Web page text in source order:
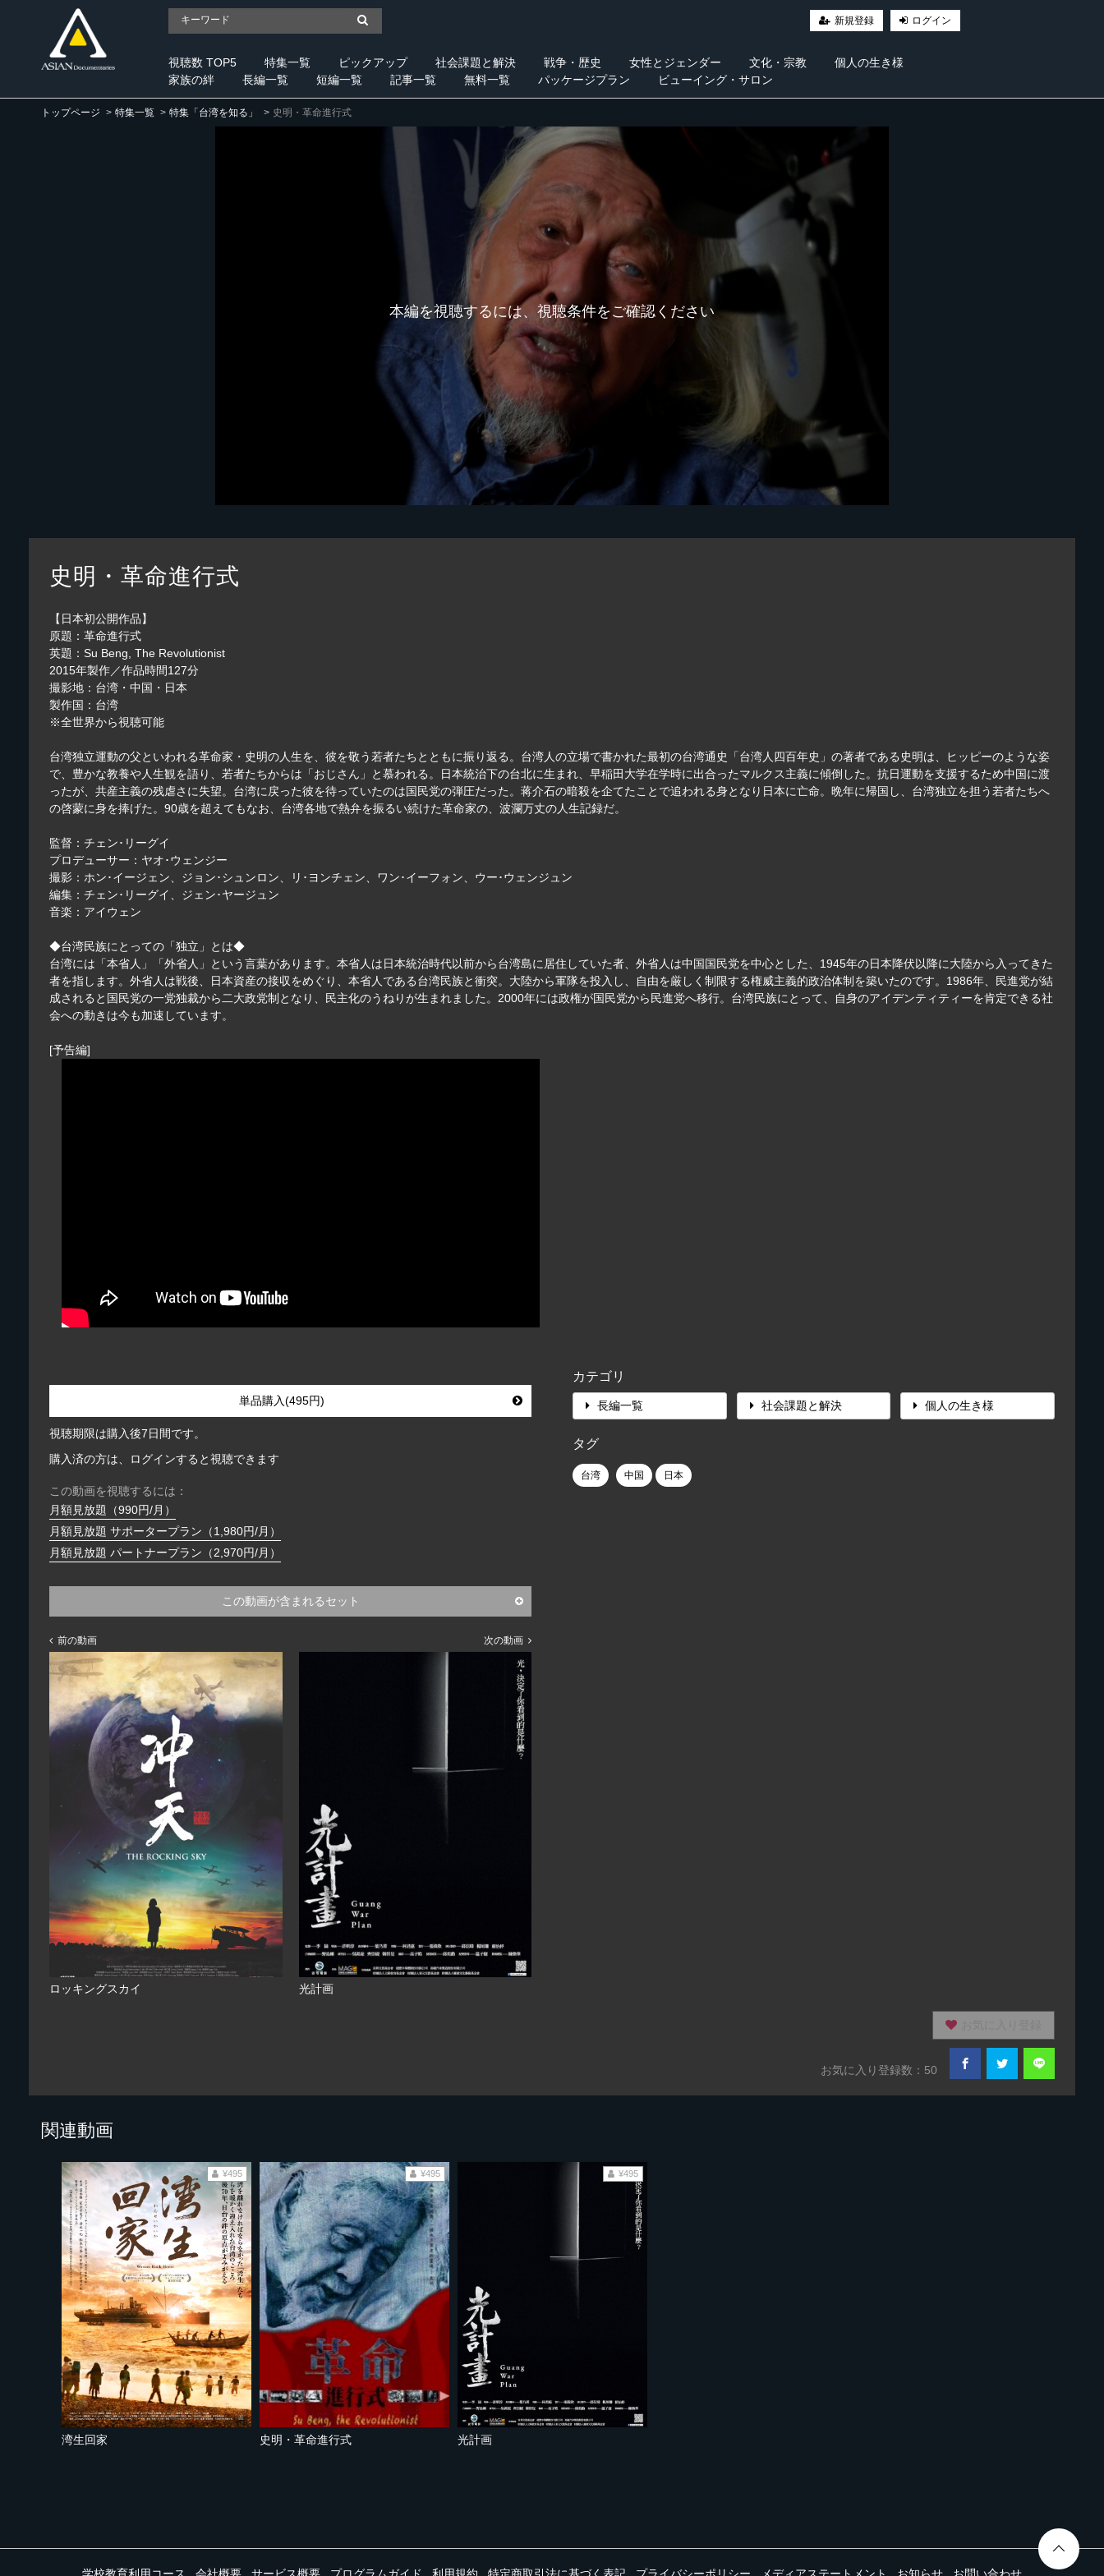
新規登録 ログイン
視聴数 TOP5 特集一覧 ピックアップ 社会課題と解決 戦争・歴史 女性とジェンダー 文化・宗教
個人の生き様
家族の絆
長編一覧 短編一覧 記事一覧 無料一覧 パッケージプラン ビューイング・サロン
トップページ 特集一覧 特集「台湾を知る」 史明・革命進行式
本編を視聴するには、視聴条件をご確認ください
史明・革命進行式
【日本初公開作品】
原題：革命進行式
英題：Su Beng, The Revolutionist
2015年製作／作品時間127分
撮影地：台湾・中国・日本
製作国：台湾
※全世界から視聴可能
台湾独立運動の父といわれる革命家・史明の人生を、彼を敬う若者たちとともに振り返る。台湾人の立場で書かれた最初の台湾通史「台湾人四百年史」の著者である史明は、ヒッピーのような姿
で、豊かな教養や人生観を語り、若者たちからは「おじさん」と慕われる。日本統治下の台北に生まれ、早稲田大学在学時に出合ったマルクス主義に傾倒した。抗日運動を支援するため中国に渡
ったが、共産主義の残虐さに失望。台湾に戻った彼を待っていたのは国民党の弾圧だった。蒋介石の暗殺を企てたことで追われる身となり日本に亡命。晩年に帰国し、台湾独立を担う若者たちへ
の啓蒙に身を捧げた。90歳を超えてもなお、台湾各地で熱弁を振るい続けた革命家の、波瀾万丈の人生記録だ。
監督：チェン･リーグイ
プロデューサー：ヤオ･ウェンジー
撮影：ホン･イージェン、ジョン･シュンロン、リ･ヨンチェン、ワン･イーフォン、ウー･ウェンジュン
編集：チェン･リーグイ、ジェン･ヤージュン
音楽：アイウェン
◆台湾民族にとっての「独立」とは◆
台湾には「本省人」「外省人」という言葉があります。本省人は日本統治時代以前から台湾島に居住していた者、外省人は中国国民党を中心とした、1945年の日本降伏以降に大陸から入ってきた
者を指します。外省人は戦後、日本資産の接収をめぐり、本省人である台湾民族と衝突。大陸から軍隊を投入し、自由を厳しく制限する権威主義的政治体制を築いたのです。1986年、民進党が結
成されると国民党の一党独裁から二大政党制となり、民主化のうねりが生まれました。2000年には政権が国民党から民進党へ移行。台湾民族にとって、自身のアイデンティティーを肯定できる社
会への動きは今も加速しています。
[予告編]
単品購入(495円)
視聴期限は購入後7日間です。
購入済の方は、ログインすると視聴できます
この動画を視聴するには：
月額見放題（990円/月）
月額見放題 サポータープラン（1,980円/月）
月額見放題 パートナープラン（2,970円/月）
この動画が含まれるセット
前の動画
ロッキングスカイ
次の動画
光計画
カテゴリ
長編一覧 社会課題と解決 個人の生き様
タグ
台湾 中国 日本
お気に入り登録数：50
関連動画
湾生回家
¥495
史明・革命進行式
¥495
光計画
¥495
学校教育利用コース 会社概要 サービス概要 プログラムガイド 利用規約 特定商取引法に基づく表記 プライバシーポリシー メディアステートメント お知らせ お問い合わせ